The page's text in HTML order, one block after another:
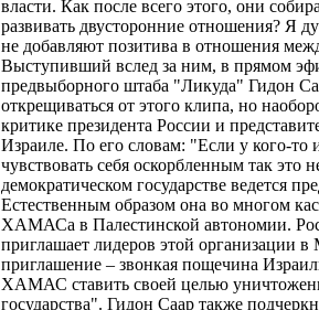
власти. Как после всего этого, они
развивать двусторонние отношения? Я
не добавляют позитива в отношения
Выступивший вслед за ним, в прямом
предвыборного штаба "Ликуда" Гидон
открещиваться от этого клипа, но
критике президента России и
Израиле. По его словам: "Если у кого-то
чувствовать себя оскорбленным так это
демократическом государстве ведется
Естественным образом она во многом
ХАМАСа в Палестинской автономии.
приглашает лидеров этой организации в
приглашение – звонкая пощечина
ХАМАС ставить своей целью
государства". Гидон Саар также